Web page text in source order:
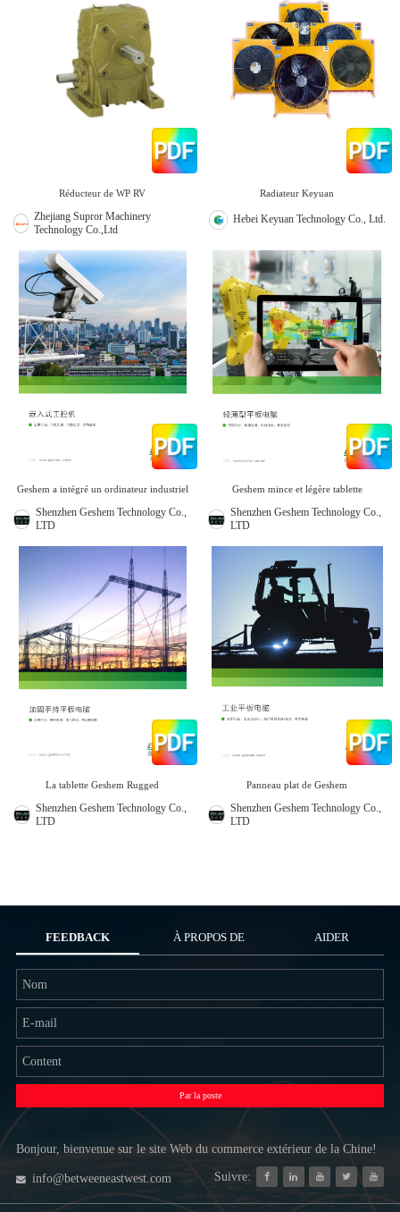
Réducteur de WP RV
Zhejiang Supror Machinery
Technology Co.,Ltd
Radiateur Keyuan
Hebei Keyuan Technology Co., Ltd.
Geshem a intégré un ordinateur industriel
Shenzhen Geshem Technology Co.,
LTD
Geshem mince et légère tablette
Shenzhen Geshem Technology Co.,
LTD
La tablette Geshem Rugged
Shenzhen Geshem Technology Co.,
LTD
Panneau plat de Geshem
Shenzhen Geshem Technology Co.,
LTD
FEEDBACK À PROPOS DE
NOUS
AIDER
Par la poste
Bonjour, bienvenue sur le site Web du commerce extérieur de la Chine!
info@betweeneastwest.com Suivre: